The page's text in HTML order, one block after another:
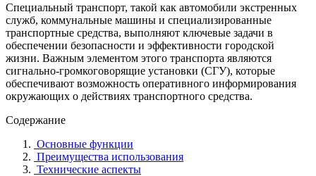
Специальный транспорт, такой как автомобили экстренных
служб, коммунальные машины и специализированные
транспортные средства, выполняют ключевые задачи в
обеспечении безопасности и эффективности городской
жизни. Важным элементом этого транспорта являются
сигнально-громкоговорящие установки (СГУ), которые
обеспечивают возможность оперативного информирования
окружающих о действиях транспортного средства.
Содержание
Основные функции
Преимущества использования
Технические аспекты